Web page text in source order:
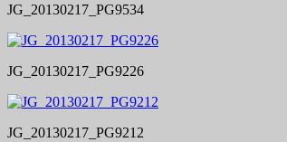
JG_20130217_PG9534
JG_20130217_PG9226
JG_20130217_PG9212